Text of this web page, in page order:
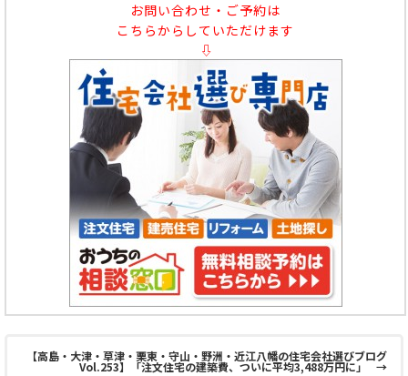
お問い合わせ・ご予約は
こちらからしていただけます
⇩
【高島・大津・草津・栗東・守山・野洲・近江八幡の住宅会社選びブログ
Vol.253】「注文住宅の建築費、ついに平均3,488万円に」 →